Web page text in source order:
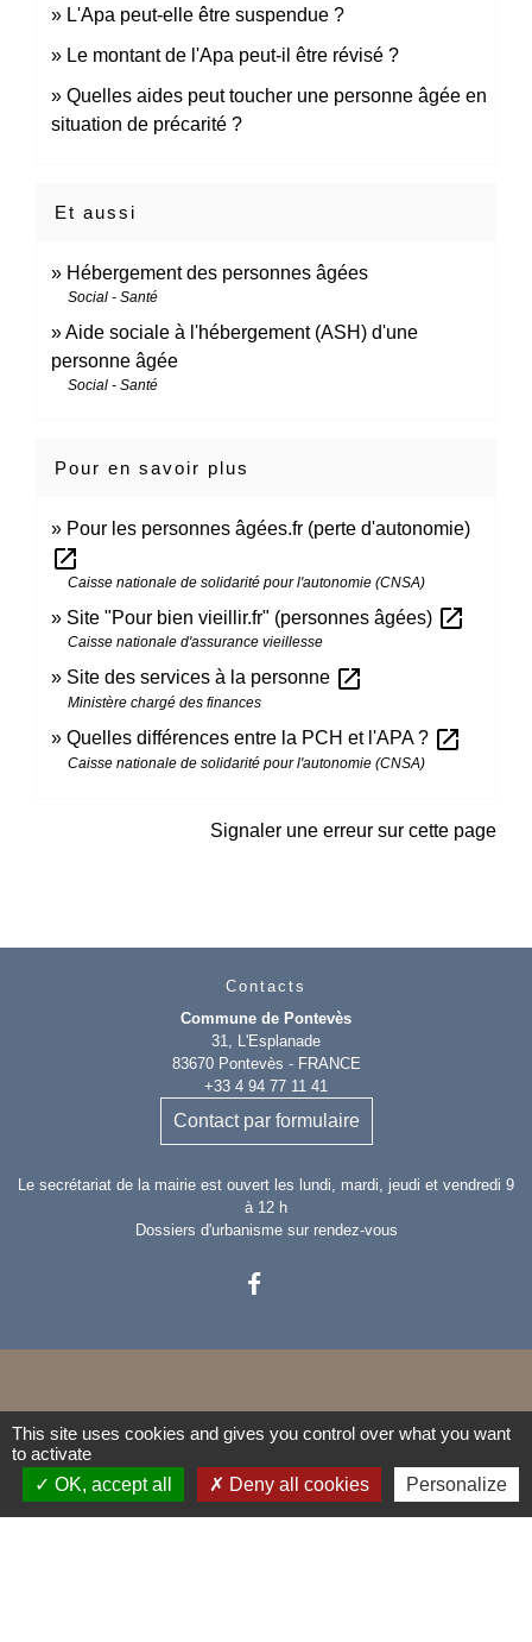
L'Apa peut-elle être suspendue ?
Le montant de l'Apa peut-il être révisé ?
Quelles aides peut toucher une personne âgée en
situation de précarité ?
Et aussi
Hébergement des personnes âgées
Social - Santé
Aide sociale à l'hébergement (ASH) d'une
personne âgée
Social - Santé
Pour en savoir plus
Pour les personnes âgées.fr (perte d'autonomie)
open_in_new
Caisse nationale de solidarité pour l'autonomie (CNSA)
Site "Pour bien vieillir.fr" (personnes âgées) open_in_new
Caisse nationale d'assurance vieillesse
Site des services à la personne open_in_new
Ministère chargé des finances
Quelles différences entre la PCH et l'APA ? open_in_new
Caisse nationale de solidarité pour l'autonomie (CNSA)
Signaler une erreur sur cette page
Contacts
Commune de Pontevès
31, L'Esplanade
83670 Pontevès - FRANCE
+33 4 94 77 11 41
Contact par formulaire
Le secrétariat de la mairie est ouvert les lundi, mardi, jeudi et vendredi 9
à 12 h
Dossiers d'urbanisme sur rendez-vous
Liens
Communauté de communes
This site uses cookies and gives you control over what you want
to activate
OK, accept all
Deny all cookies Personalize